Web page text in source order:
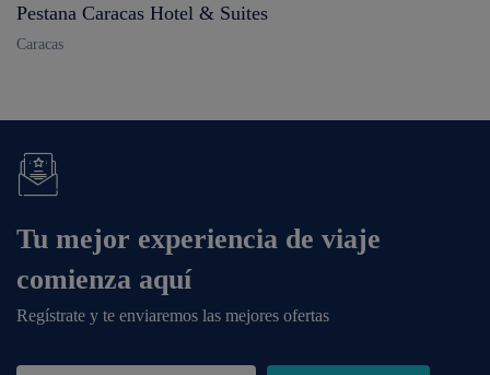
Pestana Caracas Hotel & Suites
Caracas
Tu mejor experiencia de viaje
comienza aquí
Regístrate y te enviaremos las mejores ofertas